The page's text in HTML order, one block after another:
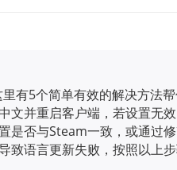
有5个简单有效的解决方法
文并重启客户端，若设置无
是否与Steam一致，或通过
致语言更新失败，按照以上